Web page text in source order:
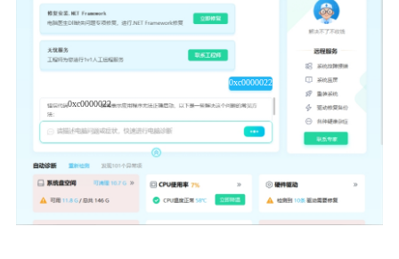
0xc0000022
0xc0000022